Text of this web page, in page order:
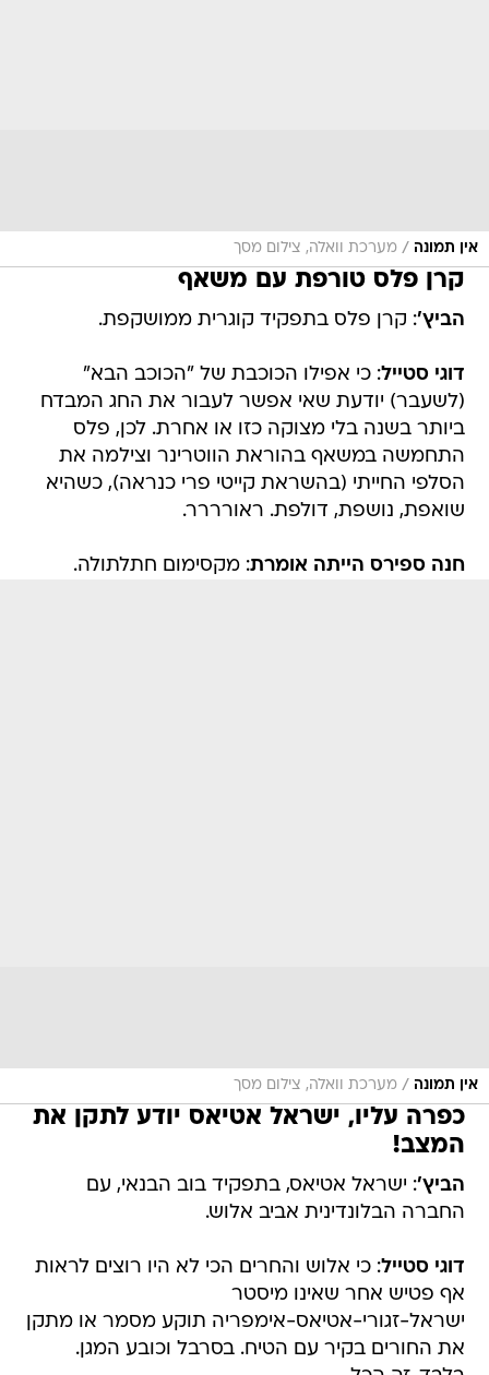
אין תמונה / מערכת וואלה, צילום מסך
קרן פלס טורפת עם משאף
הביץ': קרן פלס בתפקיד קוגרית ממושקפת.
דוגי סטייל: כי אפילו הכוכבת של "הכוכב הבא"
(לשעבר) יודעת שאי אפשר לעבור את החג המבדח
ביותר בשנה בלי מצוקה כזו או אחרת. לכן, פלס
התחמשה במשאף בהוראת הווטרינר וצילמה את
הסלפי החייתי (בהשראת קייטי פרי כנראה), כשהיא
שואפת, נושפת, דולפת. ראורררר.
חנה ספירס הייתה אומרת: מקסימום חתלתולה.
אין תמונה / מערכת וואלה, צילום מסך
כפרה עליו, ישראל אטיאס יודע לתקן את
המצב!
הביץ': ישראל אטיאס, בתפקיד בוב הבנאי, עם
החברה הבלונדינית אביב אלוש.
דוגי סטייל: כי אלוש והחרים הכי לא היו רוצים לראות
אף פטיש אחר שאינו מיסטר
ישראל-זגורי-אטיאס-אימפריה תוקע מסמר או מתקן
את החורים בקיר עם הטיח. בסרבל וכובע המגן.